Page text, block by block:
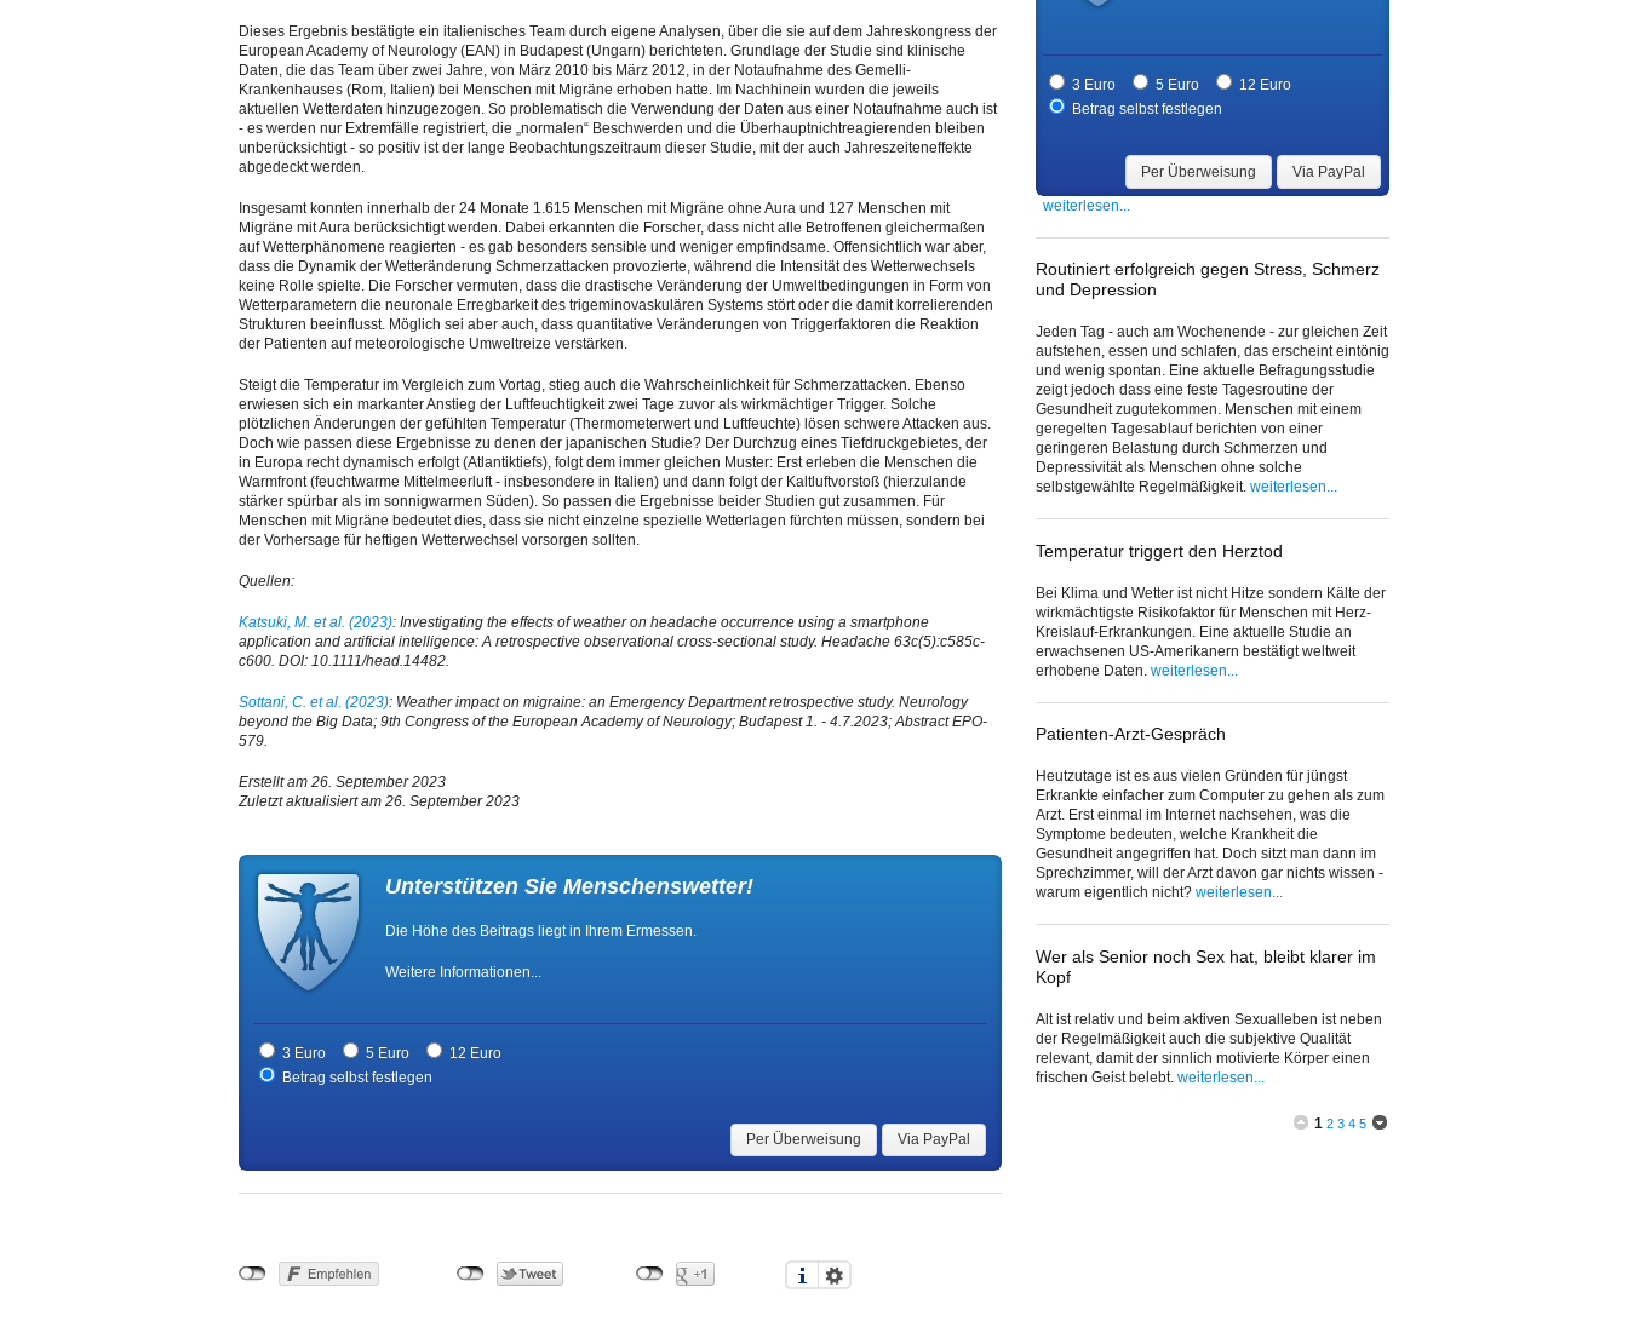
Dieses Ergebnis bestätigte ein italienisches Team durch eigene Analysen, über die sie auf dem Jahreskongress der
European Academy of Neurology (EAN) in Budapest (Ungarn) berichteten. Grundlage der Studie sind klinische
Daten, die das Team über zwei Jahre, von März 2010 bis März 2012, in der Notaufnahme des Gemelli-
Krankenhauses (Rom, Italien) bei Menschen mit Migräne erhoben hatte. Im Nachhinein wurden die jeweils
aktuellen Wetterdaten hinzugezogen. So problematisch die Verwendung der Daten aus einer Notaufnahme auch ist
- es werden nur Extremfälle registriert, die „normalen“ Beschwerden und die Überhauptnichtreagierenden bleiben
unberücksichtigt - so positiv ist der lange Beobachtungszeitraum dieser Studie, mit der auch Jahreszeiteneffekte
abgedeckt werden.
Insgesamt konnten innerhalb der 24 Monate 1.615 Menschen mit Migräne ohne Aura und 127 Menschen mit
Migräne mit Aura berücksichtigt werden. Dabei erkannten die Forscher, dass nicht alle Betroffenen gleichermaßen
auf Wetterphänomene reagierten - es gab besonders sensible und weniger empfindsame. Offensichtlich war aber,
dass die Dynamik der Wetteränderung Schmerzattacken provozierte, während die Intensität des Wetterwechsels
keine Rolle spielte. Die Forscher vermuten, dass die drastische Veränderung der Umweltbedingungen in Form von
Wetterparametern die neuronale Erregbarkeit des trigeminovaskulären Systems stört oder die damit korrelierenden
Strukturen beeinflusst. Möglich sei aber auch, dass quantitative Veränderungen von Triggerfaktoren die Reaktion
der Patienten auf meteorologische Umweltreize verstärken.
Steigt die Temperatur im Vergleich zum Vortag, stieg auch die Wahrscheinlichkeit für Schmerzattacken. Ebenso
erwiesen sich ein markanter Anstieg der Luftfeuchtigkeit zwei Tage zuvor als wirkmächtiger Trigger. Solche
plötzlichen Änderungen der gefühlten Temperatur (Thermometerwert und Luftfeuchte) lösen schwere Attacken aus.
Doch wie passen diese Ergebnisse zu denen der japanischen Studie? Der Durchzug eines Tiefdruckgebietes, der
in Europa recht dynamisch erfolgt (Atlantiktiefs), folgt dem immer gleichen Muster: Erst erleben die Menschen die
Warmfront (feuchtwarme Mittelmeerluft - insbesondere in Italien) und dann folgt der Kaltluftvorstoß (hierzulande
stärker spürbar als im sonnigwarmen Süden). So passen die Ergebnisse beider Studien gut zusammen. Für
Menschen mit Migräne bedeutet dies, dass sie nicht einzelne spezielle Wetterlagen fürchten müssen, sondern bei
der Vorhersage für heftigen Wetterwechsel vorsorgen sollten.
Quellen:
Katsuki, M. et al. (2023): Investigating the effects of weather on headache occurrence using a smartphone
application and artificial intelligence: A retrospective observational cross-sectional study. Headache 63c(5):c585c-
c600. DOI: 10.1111/head.14482.
Sottani, C. et al. (2023): Weather impact on migraine: an Emergency Department retrospective study. Neurology
beyond the Big Data; 9th Congress of the European Academy of Neurology; Budapest 1. - 4.7.2023; Abstract EPO-
579.
Erstellt am 26. September 2023
Zuletzt aktualisiert am 26. September 2023
Unterstützen Sie Menschenswetter!
Die Höhe des Beitrags liegt in Ihrem Ermessen.
Weitere Informationen...
3 Euro 5 Euro
12 Euro
Betrag selbst festlegen
Per Überweisung Via PayPal
3 Euro 5 Euro
12 Euro
Betrag selbst festlegen
Per Überweisung
Via PayPal
weiterlesen...
Routiniert erfolgreich gegen Stress, Schmerz
und Depression
Jeden Tag - auch am Wochenende - zur gleichen Zeit
aufstehen, essen und schlafen, das erscheint eintönig
und wenig spontan. Eine aktuelle Befragungsstudie
zeigt jedoch dass eine feste Tagesroutine der
Gesundheit zugutekommen. Menschen mit einem
geregelten Tagesablauf berichten von einer
geringeren Belastung durch Schmerzen und
Depressivität als Menschen ohne solche
selbstgewählte Regelmäßigkeit. weiterlesen...
Temperatur triggert den Herztod
Bei Klima und Wetter ist nicht Hitze sondern Kälte der
wirkmächtigste Risikofaktor für Menschen mit Herz-
Kreislauf-Erkrankungen. Eine aktuelle Studie an
erwachsenen US-Amerikanern bestätigt weltweit
erhobene Daten. weiterlesen...
Patienten-Arzt-Gespräch
Heutzutage ist es aus vielen Gründen für jüngst
Erkrankte einfacher zum Computer zu gehen als zum
Arzt. Erst einmal im Internet nachsehen, was die
Symptome bedeuten, welche Krankheit die
Gesundheit angegriffen hat. Doch sitzt man dann im
Sprechzimmer, will der Arzt davon gar nichts wissen -
warum eigentlich nicht? weiterlesen...
Wer als Senior noch Sex hat, bleibt klarer im
Kopf
Alt ist relativ und beim aktiven Sexualleben ist neben
der Regelmäßigkeit auch die subjektive Qualität
relevant, damit der sinnlich motivierte Körper einen
frischen Geist belebt. weiterlesen...
1 2 3 4 5